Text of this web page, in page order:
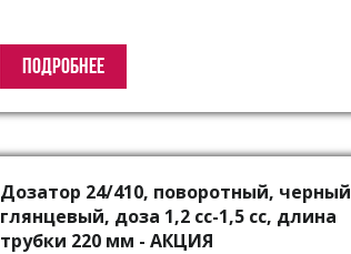
ПОДРОБНЕЕ
Дозатор 24/410, поворотный, черный
глянцевый, доза 1,2 сс-1,5 сс, длина
трубки 220 мм - АКЦИЯ